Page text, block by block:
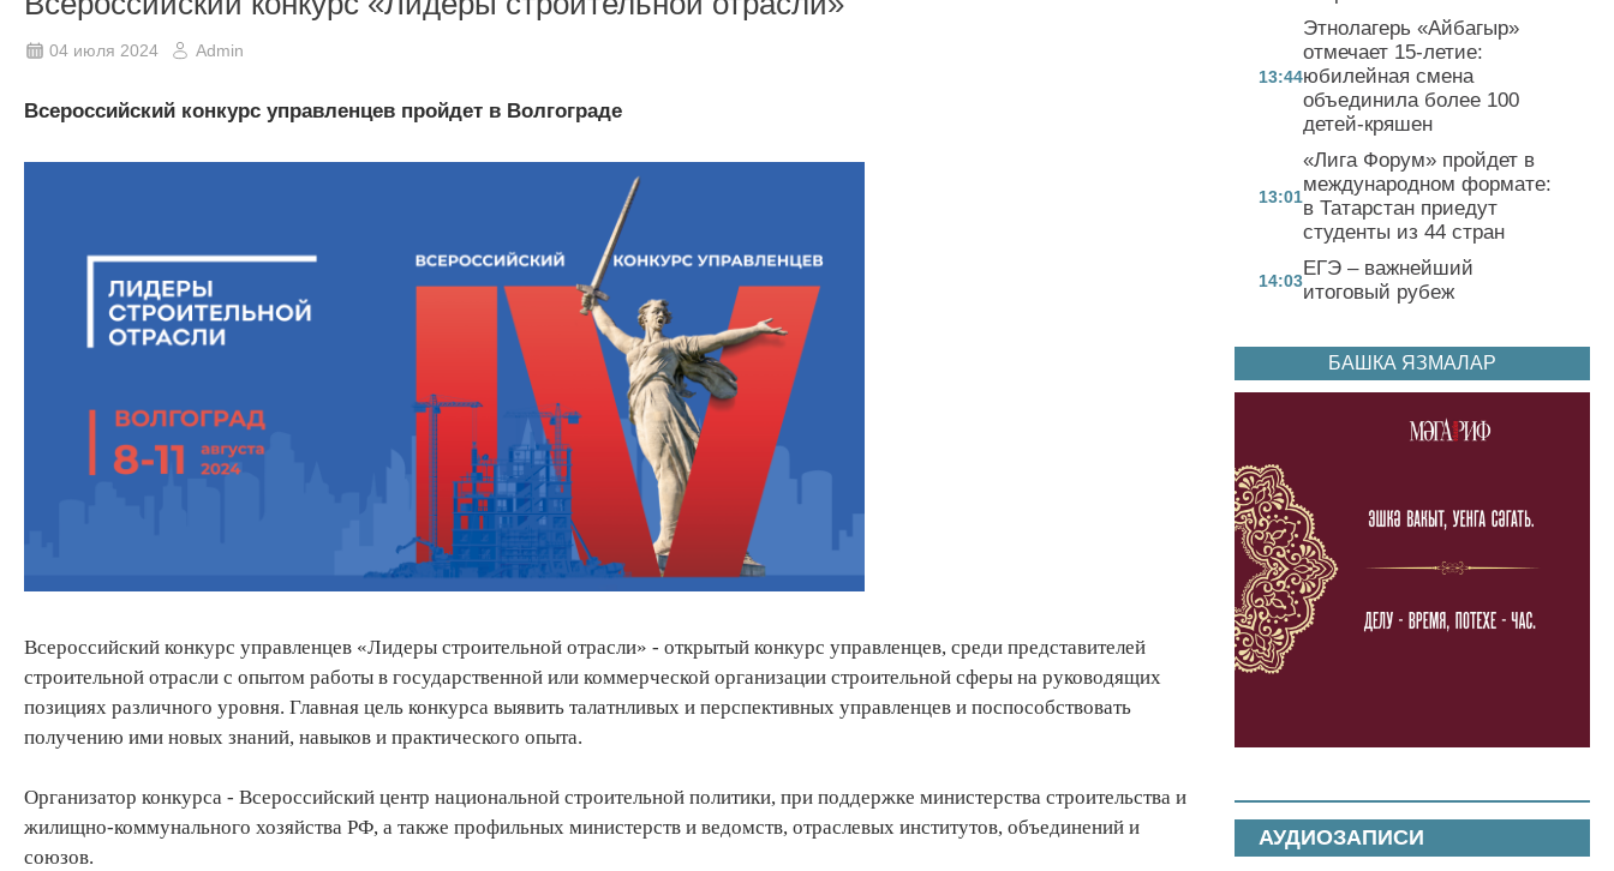
04 июля 2024 Admin
Всероссийский конкурс управленцев пройдет в Волгограде
Всероссийский конкурс управленцев «Лидеры строительной отрасли» - открытый конкурс управленцев, среди представителей
строительной отрасли с опытом работы в государственной или коммерческой организации строительной сферы на руководящих
позициях различного уровня. Главная цель конкурса выявить талатнливых и перспективных управленцев и поспособствовать
получению ими новых знаний, навыков и практического опыта.
Организатор конкурса - Всероссийский центр национальной строительной политики, при поддержке министерства строительства и
жилищно-коммунального хозяйства РФ, а также профильных министерств и ведомств, отраслевых институтов, объединений и
союзов.
13:44
Этнолагерь «Айбагыр»
отмечает 15-летие:
юбилейная смена
объединила более 100
детей-кряшен
13:01
«Лига Форум» пройдет в
международном формате:
в Татарстан приедут
студенты из 44 стран
14:03
ЕГЭ – важнейший
итоговый рубеж
БАШКА ЯЗМАЛАР
АУДИОЗАПИСИ